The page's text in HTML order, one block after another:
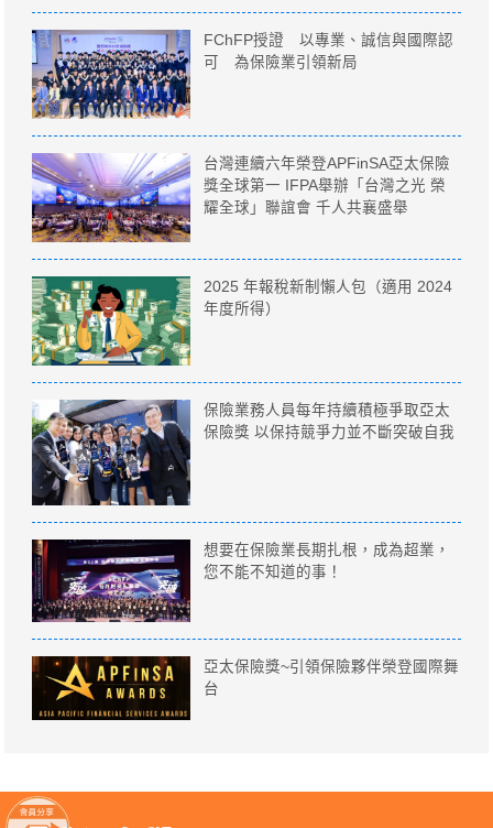
FChFP授證 以專業、誠信與國際認
可 為保險業引領新局
台灣連續六年榮登APFinSA亞太保險
獎全球第一 IFPA舉辦「台灣之光 榮
耀全球」聯誼會 千人共襄盛舉
2025 年報稅新制懶人包（適用 2024
年度所得）
保險業務人員每年持續積極爭取亞太
保險獎 以保持競爭力並不斷突破自我
想要在保險業長期扎根，成為超業，
您不能不知道的事！
亞太保險獎~引領保險夥伴榮登國際舞
台